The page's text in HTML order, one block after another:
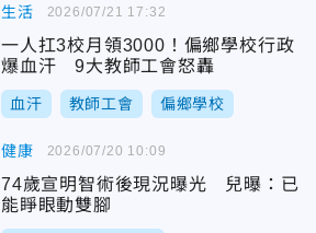
生活
一人扛3校月領3000！偏鄉學校行政
爆血汗 9大教師工會怒轟
血汗 教師工會 偏鄉學校
2026/07/21 17:32
健康
74歲宣明智術後現況曝光 兒曝：已
能睜眼動雙腳
2026/07/20 10:09